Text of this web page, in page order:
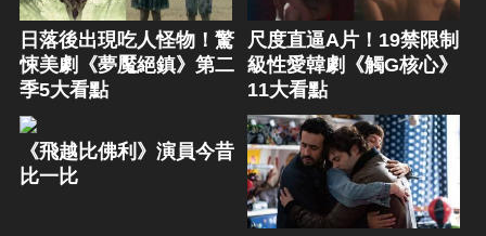
日落後出現吃人怪物！驚
悚美劇《夢魘絕鎮》第二
季5大看點
尺度直逼A片！19禁限制
級性愛韓劇《觸G核心》
11大看點
《飛越比佛利》演員今昔
比一比